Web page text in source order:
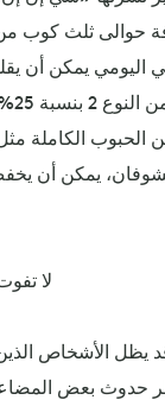
حوالى ثلث كوب من
اليومي يمكن أن
الحبوب الكاملة
5. لا
يظل الأشخاص
حدوث بعض